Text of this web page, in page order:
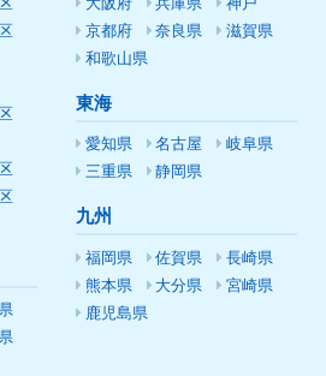
大阪府 兵庫県
神戸
京都府
奈良県
滋賀県
和歌山県
東海
愛知県 名古屋
岐阜県
三重県
静岡県
九州
福岡県 佐賀県
長崎県
熊本県
大分県
宮崎県
鹿児島県